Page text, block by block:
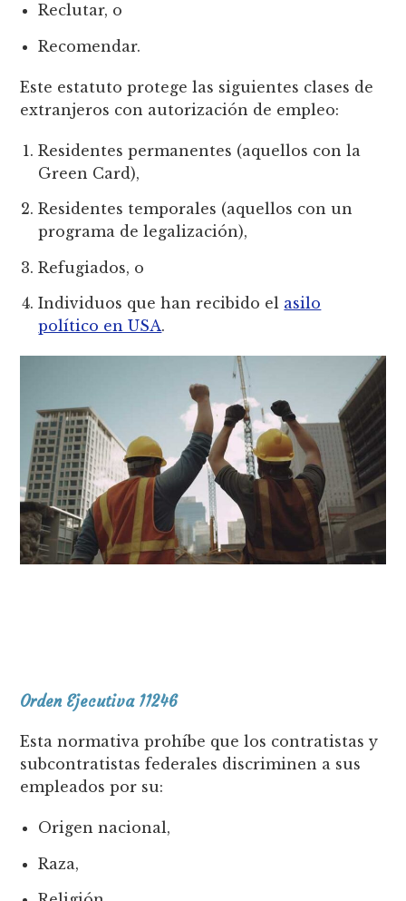
Reclutar, o
Recomendar.
Este estatuto protege las siguientes clases de
extranjeros con autorización de empleo:
Residentes permanentes (aquellos con la
Green Card),
Residentes temporales (aquellos con un
programa de legalización),
Refugiados, o
Individuos que han recibido el asilo
político en USA.
Orden Ejecutiva 11246
Esta normativa prohíbe que los contratistas y
subcontratistas federales discriminen a sus
empleados por su:
Origen nacional,
Raza,